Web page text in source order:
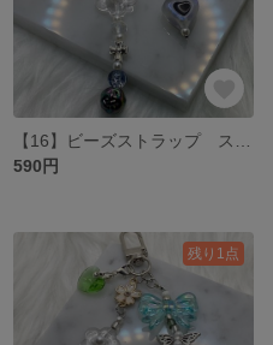
590円
残り1点